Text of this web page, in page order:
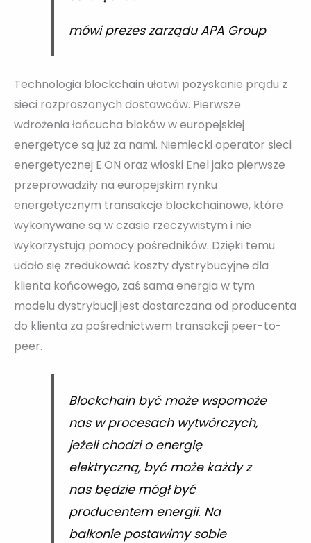
mówi prezes zarządu APA Group
Technologia blockchain ułatwi pozyskanie prądu z
sieci rozproszonych dostawców. Pierwsze
wdrożenia łańcucha bloków w europejskiej
energetyce są już za nami. Niemiecki operator sieci
energetycznej E.ON oraz włoski Enel jako pierwsze
przeprowadziły na europejskim rynku
energetycznym transakcje blockchainowe, które
wykonywane są w czasie rzeczywistym i nie
wykorzystują pomocy pośredników. Dzięki temu
udało się zredukować koszty dystrybucyjne dla
klienta końcowego, zaś sama energia w tym
modelu dystrybucji jest dostarczana od producenta
do klienta za pośrednictwem transakcji peer-to-
peer.
Blockchain być może wspomoże
nas w procesach wytwórczych,
jeżeli chodzi o energię
elektryczną, być może każdy z
nas będzie mógł być
producentem energii. Na
balkonie postawimy sobie